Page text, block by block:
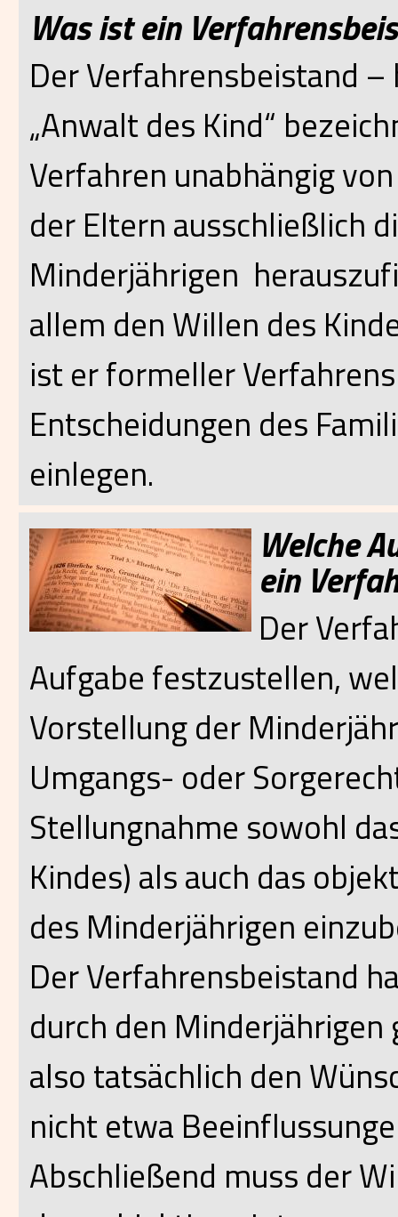
Was ist ein
Der Verfahrensbeistand –
„Anwalt des Kind“
Verfahren unabhängig
der Eltern ausschließlich
Minderjährigen
allem den Willen des
ist er formeller
Entscheidungen des
einlegen.
Welche
ein
Der
Aufgabe festzustellen,
Vorstellung der
Umgangs- oder
Stellungnahme sowohl
Kindes) als auch das
des Minderjährigen
Der Verfahrensbeistand
durch den
also tatsächlich den
nicht etwa
Abschließend muss der